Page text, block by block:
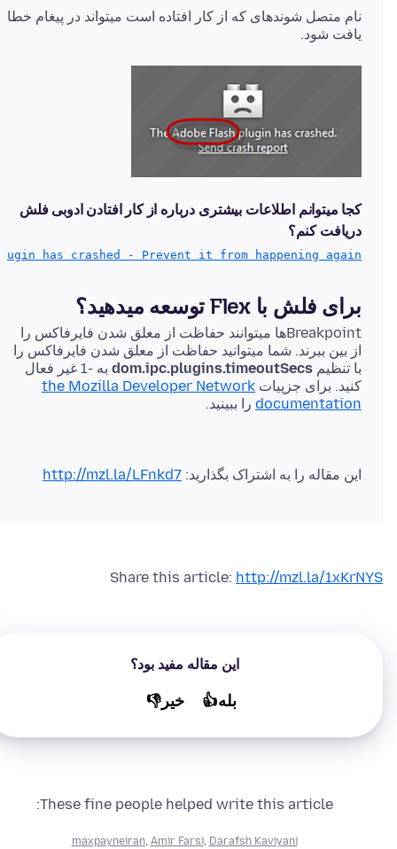
نام متصل شوندهای که از کار افتاده است میتواند در پیغام خطا
یافت شود.
کجا میتوانم اطلاعات بیشتری درباره از کار افتادن ادوبی فلش
دریافت کنم؟
has crashed - Prevent it from happening again
برای فلش با Flex توسعه میدهید؟
Breakpointها میتوانند حفاظت از معلق شدن فایرفاکس را
از بین ببرند. شما میتوانید حفاظت از معلق شدن فایرفاکس را
با تنظیم dom.ipc.plugins.timeoutSecs
به -1 غیر فعال
کنید. برای جزپیات the Mozilla Developer Network
documentation را ببینید.
این مقاله را به اشتراک بگذارید: http://mzl.la/LFnkd7
Share this article: http://mzl.la/1xKrNYS
این مقاله مفید بود؟
بله👍 خير👎
These fine people helped write this article:
maxpayneiran, Amir Farsi, Darafsh Kaviyani